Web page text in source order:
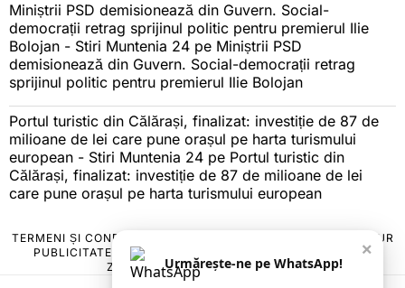
Miniștrii PSD demisionează din Guvern. Social-
democrații retrag sprijinul politic pentru premierul Ilie
Bolojan - Stiri Muntenia 24 pe Miniștrii PSD
demisionează din Guvern. Social-democrații retrag
sprijinul politic pentru premierul Ilie Bolojan
Portul turistic din Călărași, finalizat: investiție de 87 de
milioane de lei care pune orașul pe harta turismului
european - Stiri Muntenia 24 pe Portul turistic din
Călărași, finalizat: investiție de 87 de milioane de lei
care pune orașul pe harta turismului european
TERMENI ȘI CONDIȚII
POLITICA DE ANULARE & RETUR
PUBLICITATE ONLINE & TIPĂRITĂ
CONTACT
ZIARUL ANUNȚUL CĂLĂRĂȘEAN
×
Urmărește-ne pe WhatsApp!